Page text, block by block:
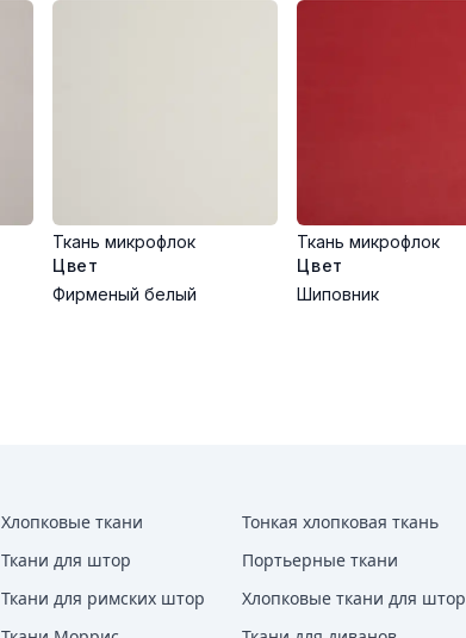
Ткань микрофлок
Цвет
Фирменый белый
Ткань микрофлок
Цвет
Шиповник
Хлопковые ткани
Тонкая хлопковая ткань
Ткани для штор
Портьерные ткани
Ткани для римских штор
Хлопковые ткани для штор